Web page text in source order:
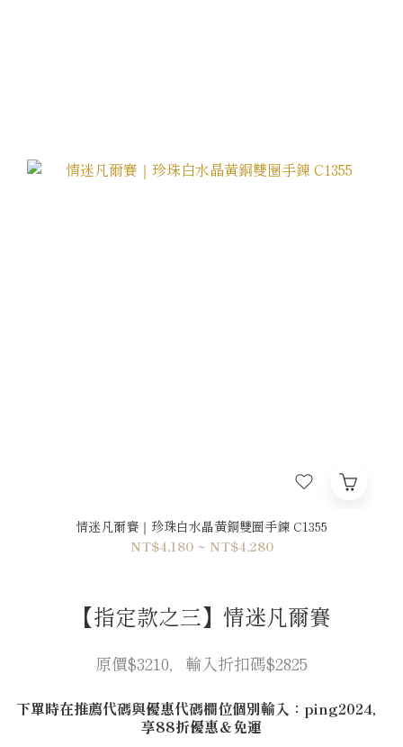
情迷凡爾賽｜珍珠白水晶黃銅雙圈手鍊 C1355
NT$4,180 ~ NT$4,280
【指定款之三】情迷凡爾賽
原價$3210，輸入折扣碼$2825
下單時在推薦代碼與優惠代碼欄位個別輸入：ping2024，
享88折優惠＆免運